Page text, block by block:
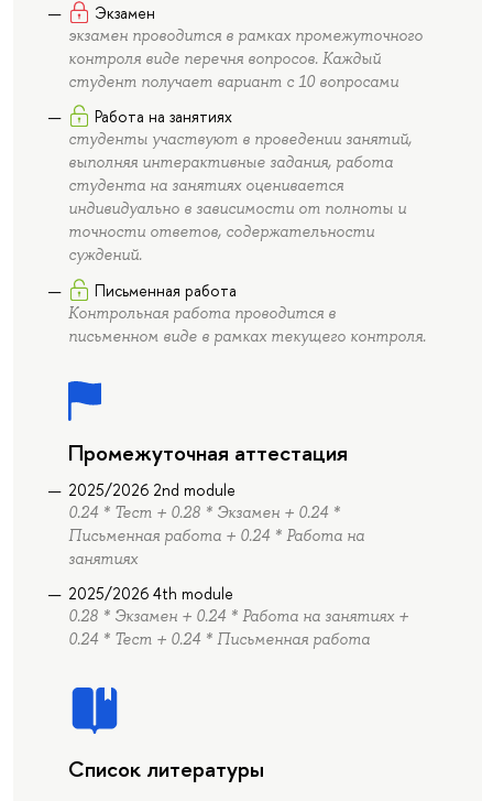
Экзамен
экзамен проводится в рамках промежуточного
контроля виде перечня вопросов. Каждый
студент получает вариант с 10 вопросами
Работа на занятиях
студенты участвуют в проведении занятий,
выполняя интерактивные задания, работа
студента на занятиях оценивается
индивидуально в зависимости от полноты и
точности ответов, содержательности
суждений.
Письменная работа
Контрольная работа проводится в
письменном виде в рамках текущего контроля.
Промежуточная аттестация
2025/2026 2nd module
0.24 * Тест + 0.28 * Экзамен + 0.24 *
Письменная работа + 0.24 * Работа на
занятиях
2025/2026 4th module
0.28 * Экзамен + 0.24 * Работа на занятиях +
0.24 * Тест + 0.24 * Письменная работа
Список литературы